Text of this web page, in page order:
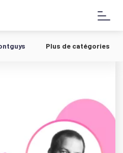
Plus de catégories